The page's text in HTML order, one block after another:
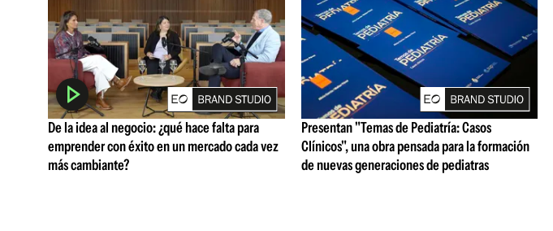
De la idea al negocio: ¿qué hace falta para
emprender con éxito en un mercado cada vez
más cambiante?
Presentan "Temas de Pediatría: Casos
Clínicos", una obra pensada para la formación
de nuevas generaciones de pediatras